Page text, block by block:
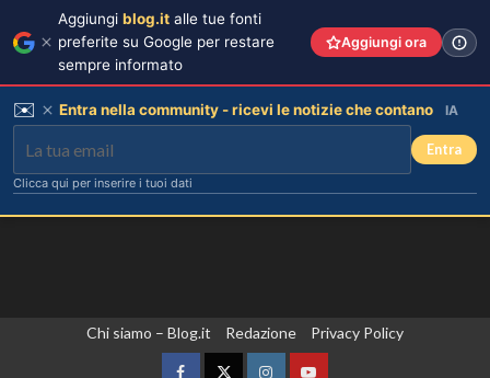
Chi siamo – Blog.it Redazione Privacy Policy
Aggiungi blog.it alle tue fonti
preferite su Google per restare
sempre informato
Aggiungi ora
✉️ Entra nella community - ricevi le notizie che contano IA
Entra
Clicca qui per inserire i tuoi dati